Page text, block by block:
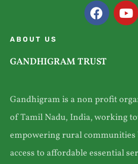
ABOUT US
GANDHIGRAM TRUST
Gandhigram is a non profit
of Tamil Nadu, India, working
empowering rural
access to affordable essential